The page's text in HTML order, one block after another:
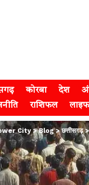
कोरबा देश
राशिफल
City>Blog>छत्तीसगढ़